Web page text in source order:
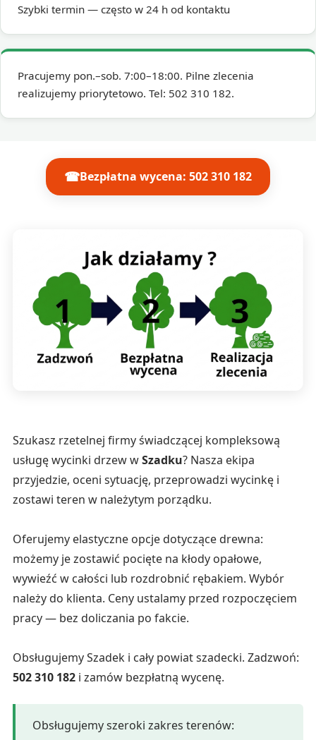
Szybki termin — często w 24 h od kontaktu
Pracujemy pon.–sob. 7:00–18:00. Pilne zlecenia
realizujemy priorytetowo. Tel: 502 310 182.
☎Bezpłatna wycena: 502 310 182
Szukasz rzetelnej firmy świadczącej kompleksową
usługę wycinki drzew wSzadku? Nasza ekipa
przyjedzie, oceni sytuację, przeprowadzi wycinkę i
zostawi teren w należytym porządku.
Oferujemy elastyczne opcje dotyczące drewna:
możemy je zostawić pocięte na kłody opałowe,
wywieźć w całości lub rozdrobnić rębakiem. Wybór
należy do klienta. Ceny ustalamy przed rozpoczęciem
pracy — bez doliczania po fakcie.
Obsługujemy Szadek i cały powiat szadecki. Zadzwoń:
502 310 182i zamów bezpłatną wycenę.
Obsługujemy szeroki zakres terenów: